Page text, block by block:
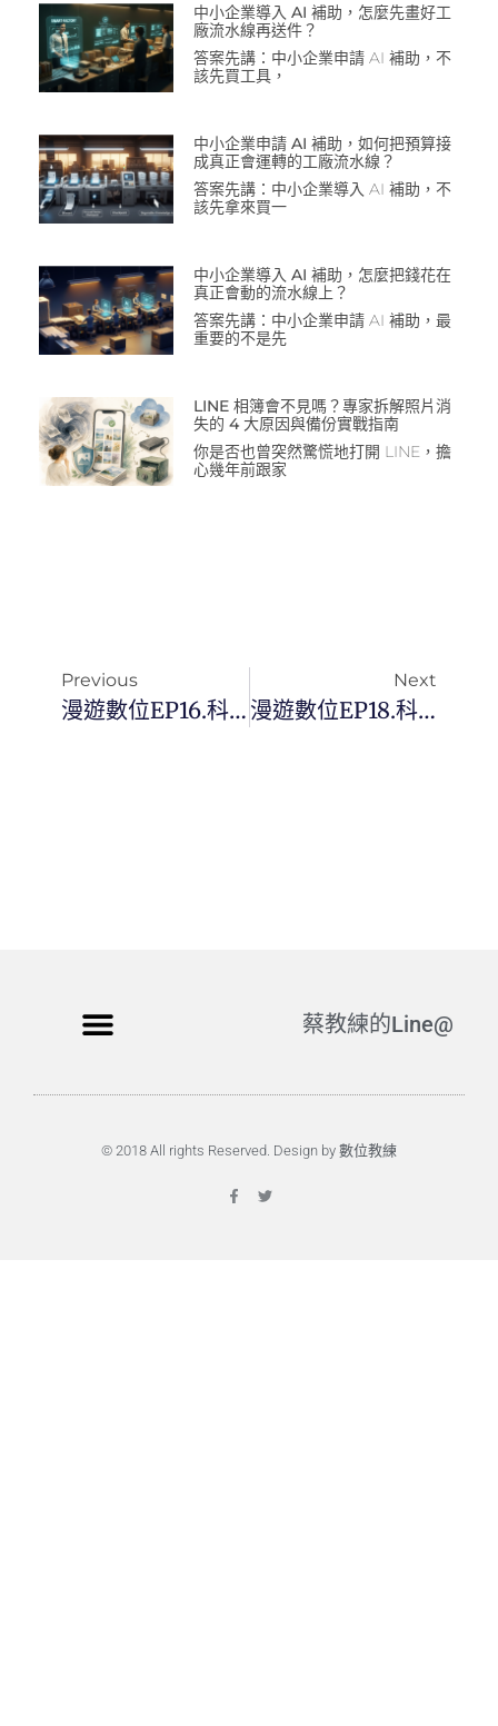
中小企業導入 AI 補助，怎麼先畫好工
廠流水線再送件？
答案先講：中小企業申請 AI 補助，不
該先買工具，
中小企業申請 AI 補助，如何把預算接
成真正會運轉的工廠流水線？
答案先講：中小企業導入 AI 補助，不
該先拿來買一
中小企業導入 AI 補助，怎麼把錢花在
真正會動的流水線上？
答案先講：中小企業申請 AI 補助，最
重要的不是先
LINE 相簿會不見嗎？專家拆解照片消
失的 4 大原因與備份實戰指南
你是否也曾突然驚慌地打開 LINE，擔
心幾年前跟家
Previous
漫遊數位EP16.科技白話：如何有系統的做好2022年目標設定？
Next
漫遊數位EP18.科技白話：從零開始打造你的第一個Podcast頻道
蔡教練的Line@
© 2018 All rights Reserved. Design by 數位教練